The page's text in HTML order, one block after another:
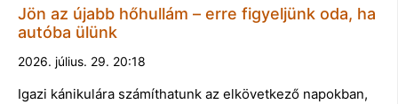
Jön az újabb hőhullám – erre figyeljünk oda, ha
autóba ülünk
2026. július. 29. 20:18
Igazi kánikulára számíthatunk az elkövetkező napokban,